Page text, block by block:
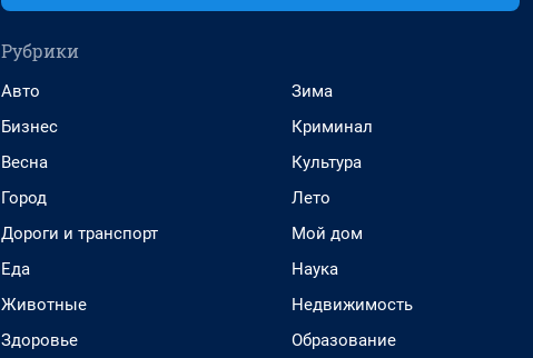
Рубрики
Авто
Бизнес
Весна
Город
Дороги и транспорт
Еда
Животные
Здоровье
Зима
Криминал
Культура
Лето
Мой дом
Наука
Недвижимость
Образование